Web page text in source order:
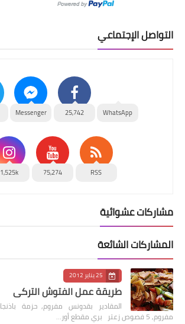
التواصل الإجتماعي
WhatsApp
25,742
Messenger
RSS
75,274
1,525k
مشاركات عشوائية
المشاركات الشائعة
25 يناير 2012
طريقة عمل الفتوش التركي
مفروم, 5 فصوص زعتر بري مقطع أور…